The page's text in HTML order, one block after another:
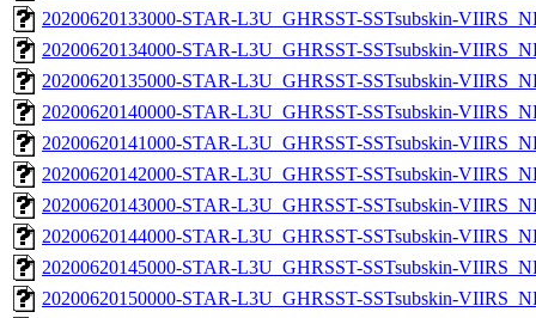
20200620133000-STAR-L3U_GHRSST-SSTsubskin-
20200620134000-STAR-L3U_GHRSST-SSTsubskin-
20200620135000-STAR-L3U_GHRSST-SSTsubskin-
20200620140000-STAR-L3U_GHRSST-SSTsubskin-
20200620141000-STAR-L3U_GHRSST-SSTsubskin-
20200620142000-STAR-L3U_GHRSST-SSTsubskin-
20200620143000-STAR-L3U_GHRSST-SSTsubskin-
20200620144000-STAR-L3U_GHRSST-SSTsubskin-
20200620145000-STAR-L3U_GHRSST-SSTsubskin-
20200620150000-STAR-L3U_GHRSST-SSTsubskin-